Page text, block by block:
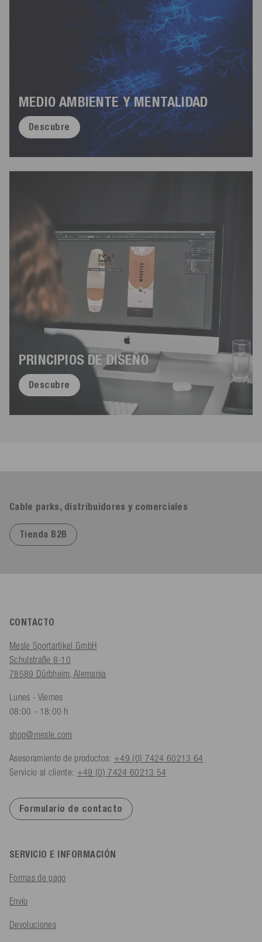
MEDIO AMBIENTE Y MENTALIDAD
Descubre
PRINCIPIOS DE DISEÑO
Descubre
Cable parks, distribuidores y comerciales
Tienda B2B
CONTACTO
Mesle Sportartikel GmbH
Schulstraße 8-10
78589 Dürbheim, Alemania
Lunes - Viernes
08:00 - 18:00 h
shop@mesle.com
Asesoramiento de productos: +49 (0) 7424 60213 64
Servicio al cliente: +49 (0) 7424 60213 54
Formulario de contacto
SERVICIO E INFORMACIÓN
Formas de pago
Envío
Devoluciones